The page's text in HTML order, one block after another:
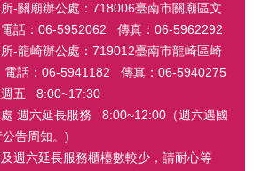
-關廟辦公處：718006臺南市關廟區文
5952062 傳真：06-5962292
-龍崎辦公處：719012臺南市龍崎區崎
話：06-5941182 傳真：06-5940275
五 8:00~17:30
長服務 8:00~12:00（週六遇國
告周知。)
週六延長服務櫃檯數較少，請耐心等